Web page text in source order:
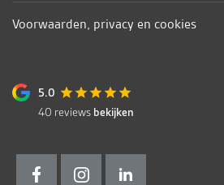
5.0
40 reviews bekijken
Voorwaarden, privacy en cookies